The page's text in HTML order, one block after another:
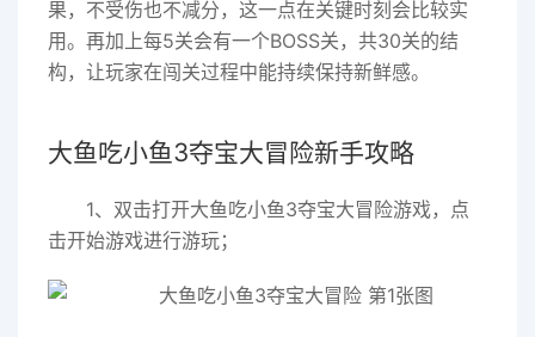
果，不受伤也不减分，这一点在关键时刻会比较实
用。再加上每5关会有一个BOSS关，共30关的结
构，让玩家在闯关过程中能持续保持新鲜感。
大鱼吃小鱼3夺宝大冒险新手攻略
1、双击打开大鱼吃小鱼3夺宝大冒险游戏，点
击开始游戏进行游玩；